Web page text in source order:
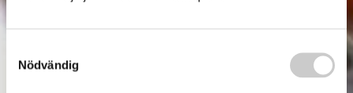
Nödvändig